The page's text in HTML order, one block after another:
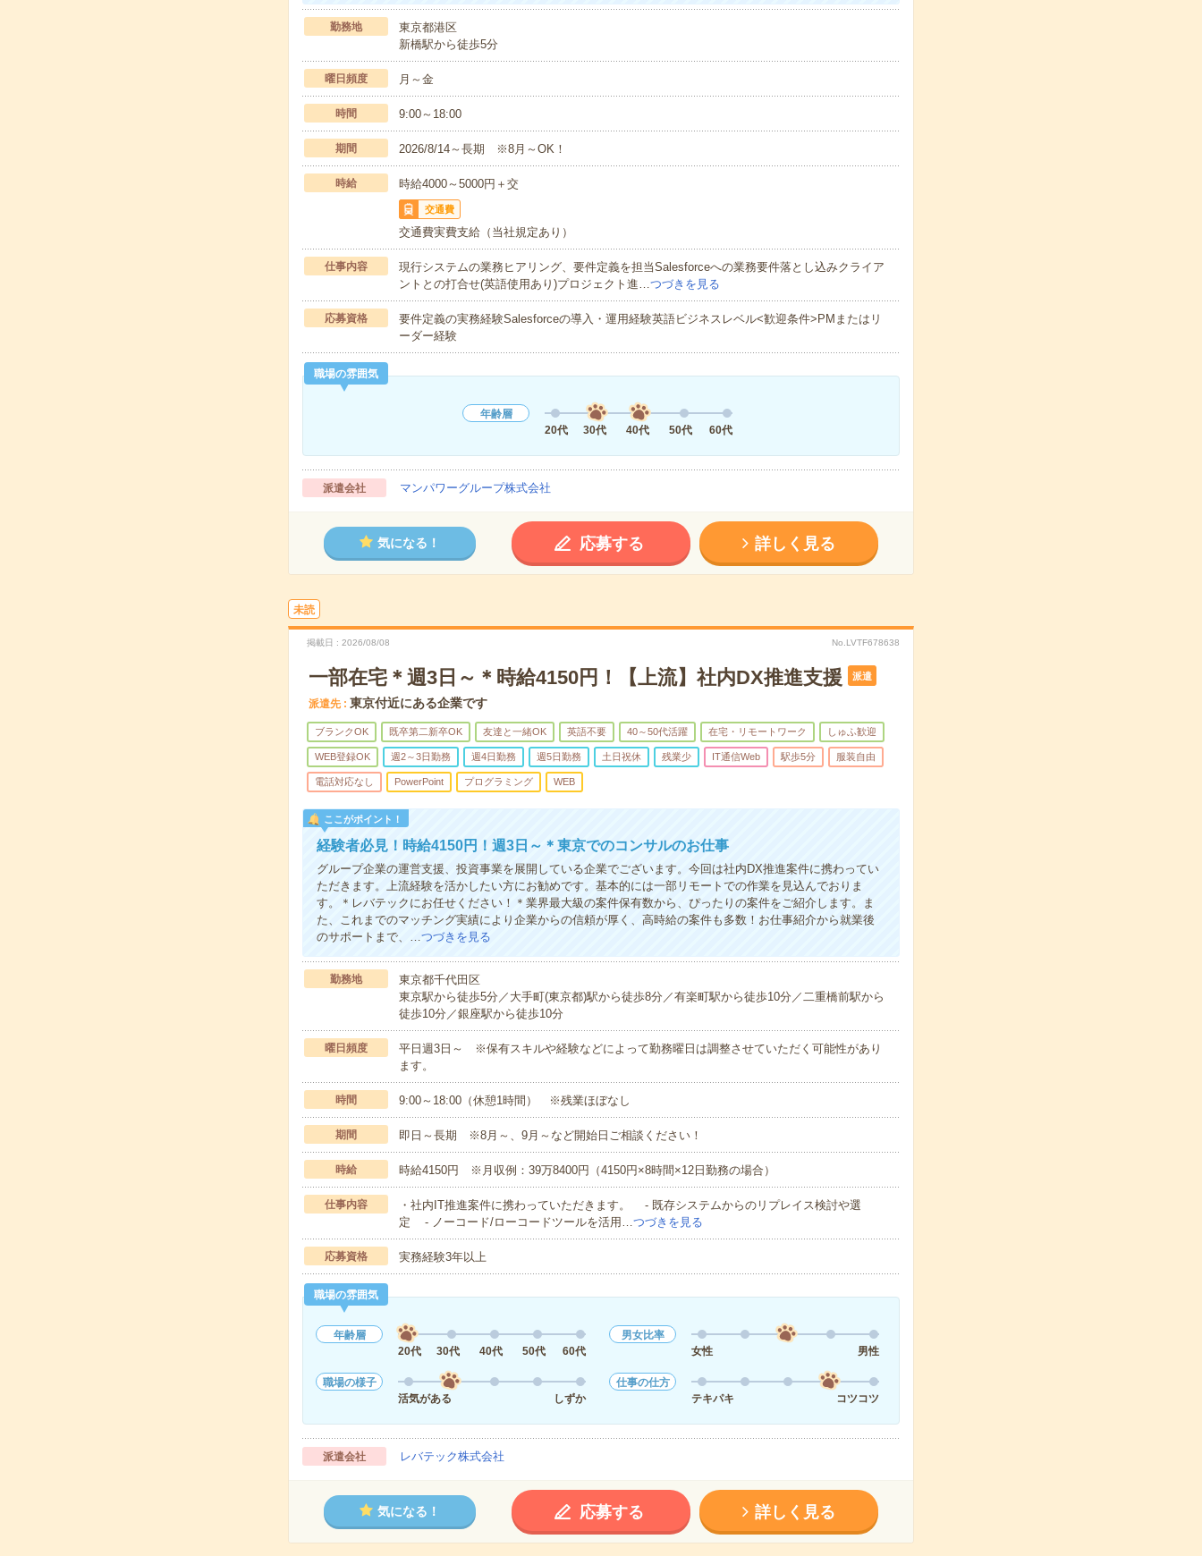
勤務地
東京都港区
新橋駅から徒歩5分
曜日頻度 月～金
時間 9:00～18:00
期間 2026/8/14～長期 ※8月～OK！
時給 時給4000～5000円＋交
交通費
交通費実費支給（当社規定あり）
仕事内容
現行システムの業務ヒアリング、要件定義を担当Salesforceへの業務要件落とし込みクライア
ントとの打合せ(英語使用あり)プロジェクト進…つづきを見る
応募資格
要件定義の実務経験Salesforceの導入・運用経験英語ビジネスレベル<歓迎条件>PMまたはリ
ーダー経験
職場の雰囲気
年齢層
20代
30代 40代 50代 60代
派遣会社 マンパワーグループ株式会社
気になる！ 応募する 詳しく見る
未読
掲載日 2026/08/08 No.LVTF678638
一部在宅＊週3日～＊時給4150円！【上流】社内DX推進支援 派遣
派遣先 東京付近にある企業です
ブランクOK 既卒第二新卒OK 友達と一緒OK 英語不要 40～50代活躍 在宅・リモートワーク しゅふ歓迎
WEB登録OK 週2～3日勤務 週4日勤務 週5日勤務 土日祝休 残業少 IT通信Web 駅歩5分 服装自由
電話対応なし PowerPoint プログラミング WEB
ここがポイント！
経験者必見！時給4150円！週3日～＊東京でのコンサルのお仕事
グループ企業の運営支援、投資事業を展開している企業でございます。今回は社内DX推進案件に携わってい
ただきます。上流経験を活かしたい方にお勧めです。基本的には一部リモートでの作業を見込んでおりま
す。＊レバテックにお任せください！＊業界最大級の案件保有数から、ぴったりの案件をご紹介します。ま
た、これまでのマッチング実績により企業からの信頼が厚く、高時給の案件も多数！お仕事紹介から就業後
のサポートまで、…つづきを見る
勤務地
東京都千代田区
東京駅から徒歩5分／大手町(東京都)駅から徒歩8分／有楽町駅から徒歩10分／二重橋前駅から
徒歩10分／銀座駅から徒歩10分
曜日頻度
平日週3日～ ※保有スキルや経験などによって勤務曜日は調整させていただく可能性があり
ます。
時間 9:00～18:00（休憩1時間） ※残業ほぼなし
期間 即日～長期 ※8月～、9月～など開始日ご相談ください！
時給 時給4150円 ※月収例：39万8400円（4150円×8時間×12日勤務の場合）
仕事内容
・社内IT推進案件に携わっていただきます。 - 既存システムからのリプレイス検討や選
定 - ノーコード/ローコードツールを活用…つづきを見る
応募資格 実務経験3年以上
職場の雰囲気
年齢層
20代
30代 40代 50代 60代
男女比率
女性
男性
職場の様子
活気がある
しずか
仕事の仕方
テキパキ
コツコツ
派遣会社 レバテック株式会社
気になる！ 応募する 詳しく見る